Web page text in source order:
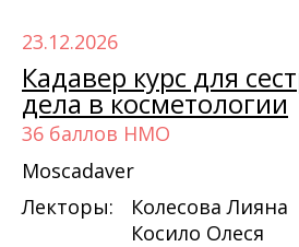
23.12.2026
Кадавер курс для
дела в косметологии
36 баллов НМО
Moscadaver
Лекторы:
Колесова Лияна
Косило Олеся